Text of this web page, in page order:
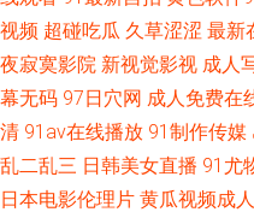
无码人妻2p 91丝袜稀缺资源 激
丝福利影院 www91恋脚恋足 午夜
费网页视频入口 51超碰网 欧美毛
蝌蚪视频 导航资源网站
视频 超碰吃瓜 久草涩涩 最新
夜寂寞影院 新视觉影视 成人
幕无码 97日穴网 成人免费在
清 91av在线播放 91制作传媒
乱二乱三 日韩美女直播 91尤
日本电影伦理片 黄瓜视频成人